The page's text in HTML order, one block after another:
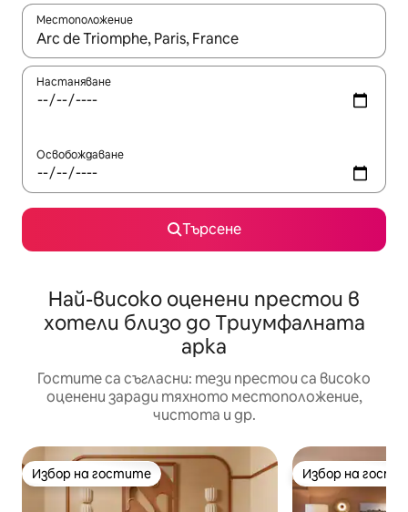
Местоположение
Когато резултатите се покажат, използвайте
Настаняване
Освобождаване
Търсене
Най-високо оценени престои в
хотели близо до Триумфалната
арка
Гостите са съгласни: тези престои са високо
оценени заради тяхното местоположение,
чистота и др.
Избор на гостите
Избор на гостите Избор на
Избор на